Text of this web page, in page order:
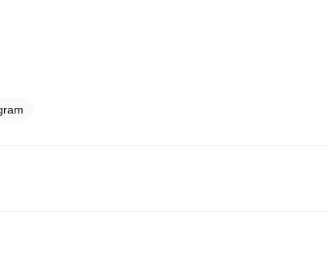
提供します。例えば、PoloniexはBABYDOGEを含む多様化し